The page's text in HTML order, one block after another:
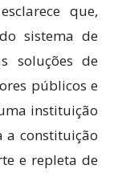
que,
sistema de
soluções de
públicos e
instituição
a constituição
e repleta de